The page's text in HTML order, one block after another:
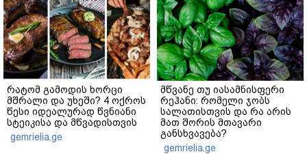
რატომ გამოდის ხორცი
მშრალი და უხეში? 4 ოქროს
წესი იდეალურად წვნიანი
სტეიკისა და მწვადისთვის
gemrielia.ge
მწვანე თუ იასამნისფერი
რეჰანი: რომელი ჯობს
სალათისთვის და რა არის
მათ შორის მთავარი
განსხვავება?
gemrielia.ge